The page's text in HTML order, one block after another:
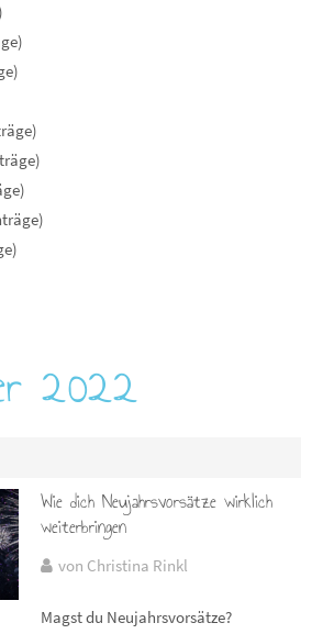
2022
Wie dich Neujahrsvorsätze wirklich
weiterbringen
von Christina Rinkl
Magst du Neujahrsvorsätze?